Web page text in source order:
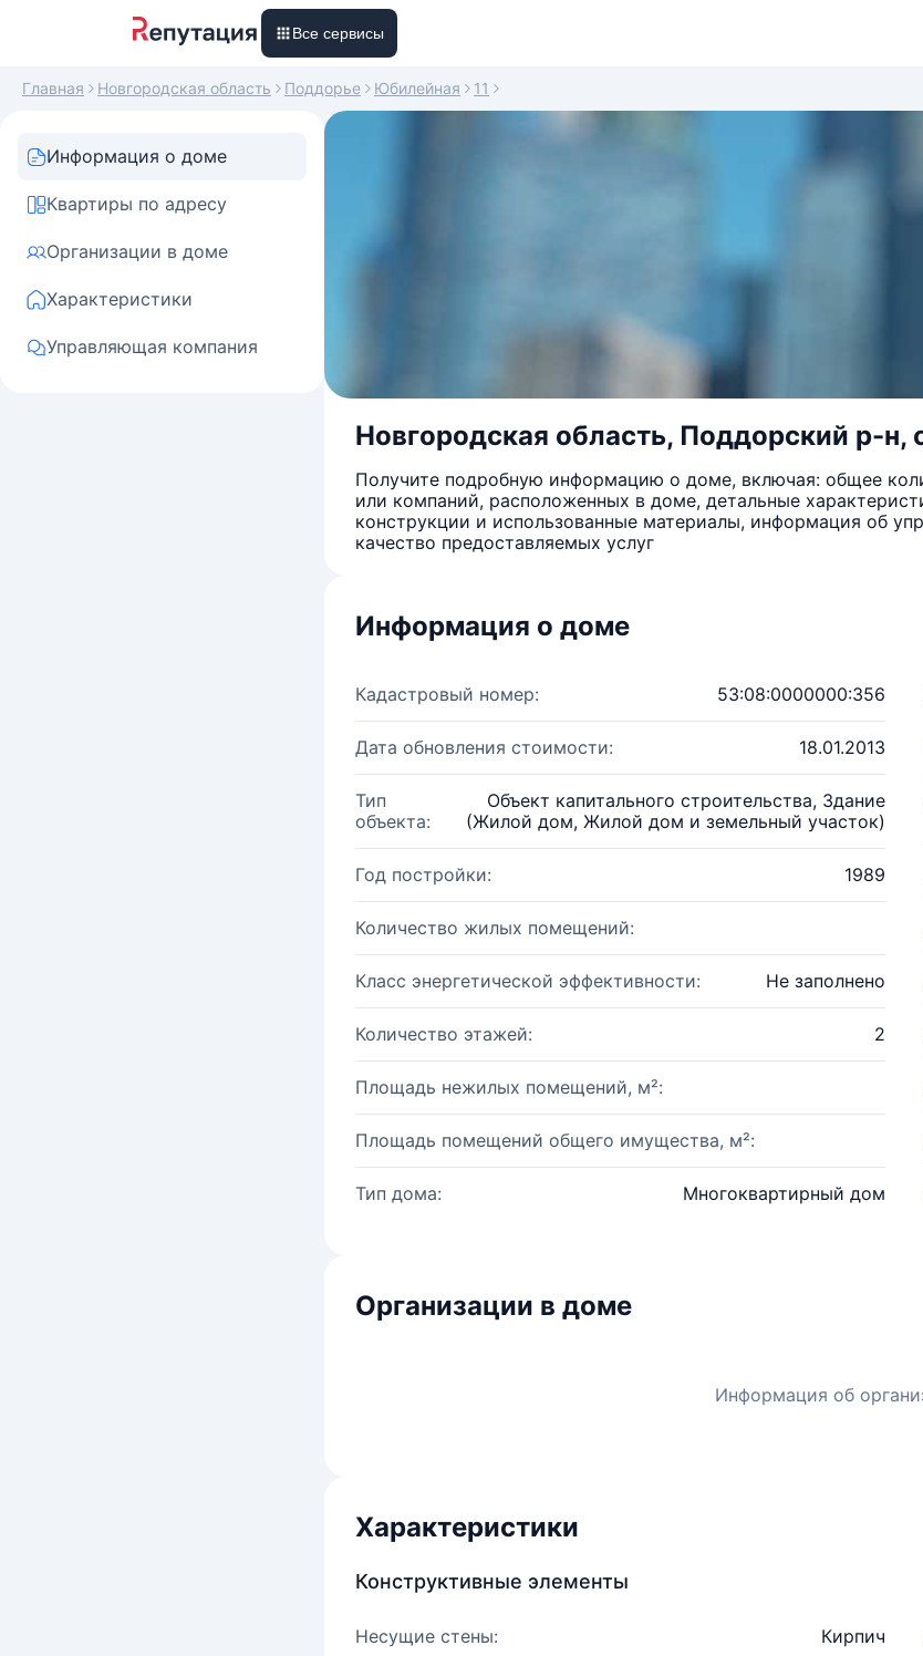
Все сервисы
Главная Новгородская область Поддорье Юбилейная 11
Информация о доме
Квартиры по адресу
Организации в доме
Характеристики
Управляющая компания
Новгородская область, Поддорский р-н,
Получите подробную информацию о доме, включая: общее
или компаний, расположенных в доме, детальные
конструкции и использованные материалы, информация об
качество предоставляемых услуг
Информация о доме
Кадастровый номер: 53:08:0000000:356
Дата обновления стоимости: 18.01.2013
Тип
объекта:
Объект капитального строительства, Здание
(Жилой дом, Жилой дом и земельный участок)
Год постройки: 1989
Количество жилых помещений:
Класс энергетической эффективности: Не заполнено
Количество этажей: 2
Площадь нежилых помещений, м²:
Площадь помещений общего имущества, м²:
Тип дома: Многоквартирный дом
Организации в доме
Информация об
Характеристики
Конструктивные элементы
Несущие стены: Кирпич